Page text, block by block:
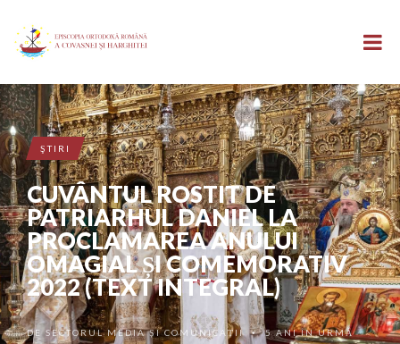
ŞTIRI
CUVÂNTUL ROSTIT DE
PATRIARHUL DANIEL LA
PROCLAMAREA ANULUI
OMAGIAL ȘI COMEMORATIV
2022 (TEXT INTEGRAL)
DESECTORUL MEDIA ȘI COMUNICAȚII •5 ANI ÎN URMĂ